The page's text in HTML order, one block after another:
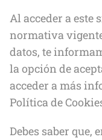
Al acceder a este
normativa
datos, te
la opción de
acceder a más
Política de
Debes saber que,